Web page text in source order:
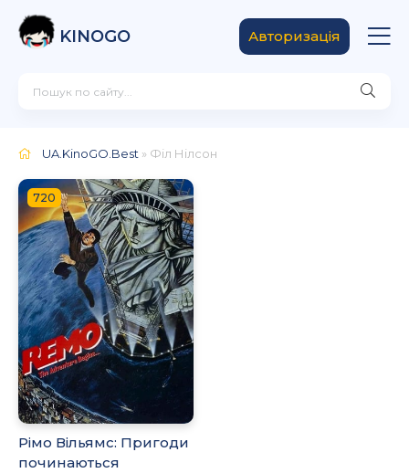
KINOGO Авторизація
UA.KinoGO.Best » Філ Нілсон
720
Рімо Вільямс: Пригоди
починаються